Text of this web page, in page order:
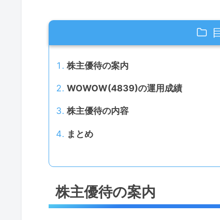
株主優待の案内
WOWOW(4839)の運用成績
株主優待の内容
まとめ
株主優待の案内